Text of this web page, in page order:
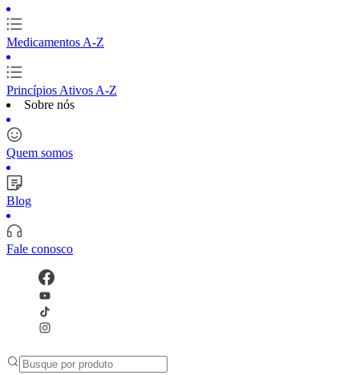
Medicamentos A-Z
Princípios Ativos A-Z
Sobre nós
Quem somos
Blog
Fale conosco